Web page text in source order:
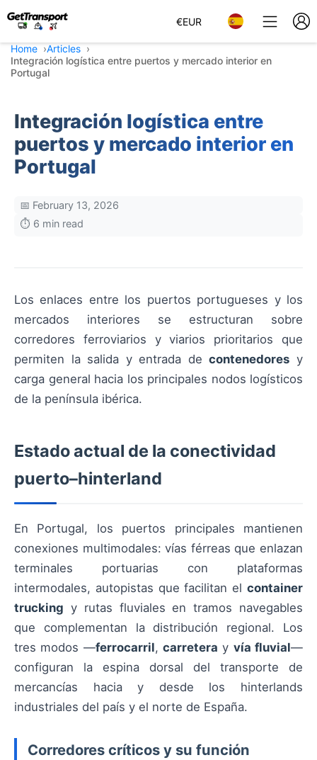
€EUR
Home
Articles
Integración logística entre puertos y mercado interior en
Portugal
Integración logística entre
puertos y mercado interior en
Portugal
📅 February 13, 2026
⏱️ 6 min read
Los enlaces entre los puertos portugueses y los
mercados interiores se estructuran sobre
corredores ferroviarios y viarios prioritarios que
permiten la salida y entrada decontenedores y
carga general hacia los principales nodos logísticos
de la península ibérica.
Estado actual de la conectividad
puerto–hinterland
En Portugal, los puertos principales mantienen
conexiones multimodales: vías férreas que enlazan
terminales portuarias con plataformas
intermodales, autopistas que facilitan el container
trucking y rutas fluviales en tramos navegables
que complementan la distribución regional. Los
tres modos —ferrocarril,carretera y vía fluvial—
configuran la espina dorsal del transporte de
mercancías hacia y desde los hinterlands
industriales del país y el norte de España.
Corredores críticos y su función